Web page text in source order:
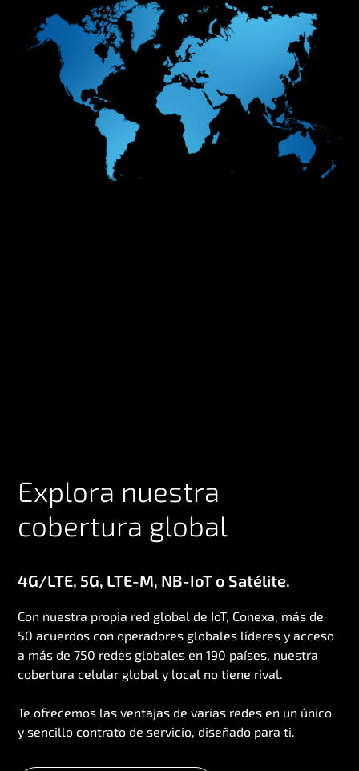
Explora nuestra
cobertura global
4G/LTE, 5G, LTE-M, NB-IoT o Satélite.
Con nuestra propia red global de IoT, Conexa, más de
50 acuerdos con operadores globales líderes y acceso
a más de 750 redes globales en 190 países, nuestra
cobertura celular global y local no tiene rival.
Te ofrecemos las ventajas de varias redes en un único
y sencillo contrato de servicio, diseñado para ti.